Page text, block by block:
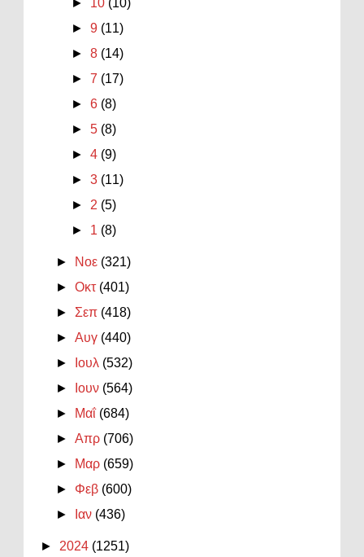
► 10 (10)
►9 (11)
►8 (14)
►7 (17)
►6 (8)
►5 (8)
►4 (9)
►3 (11)
► 2 (5)
► 1 (8)
► Νοε (321)
►Οκτ (401)
► Σεπ (418)
►Αυγ (440)
►
Ιουλ (532)
►
Ιουν (564)
►
Μαΐ (684)
►Απρ (706)
►
Μαρ (659)
► Φεβ (600)
►
Ιαν (436)
► 2024 (1251)